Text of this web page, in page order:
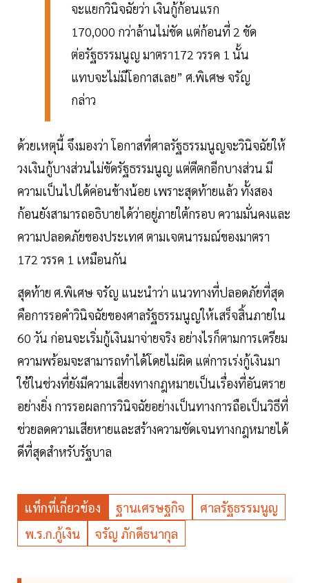
จะแยกวินิจฉัยว่า เงินกู้ก้อนแรก
170,000 กว่าล้านไม่ขัด แต่ก้อนที่ 2 ขัด
ต่อรัฐธรรมนูญ มาตรา172 วรรค 1 นั้น
แทบจะไม่มีโอกาสเลย” ศ.พิเศษ จรัญ
กล่าว
ด้วยเหตุนี้ จึงมองว่า โอกาสที่ศาลรัฐธรรมนูญจะวินิจฉัยให้
วงเงินกู้บางส่วนไม่ขัดรัฐธรรมนูญ แต่ตีตกอีกบางส่วน มี
ความเป็นไปได้ค่อนข้างน้อย เพราะสุดท้ายแล้ว ทั้งสอง
ก้อนยังสามารถอธิบายได้ว่าอยู่ภายใต้กรอบ ความมั่นคงและ
ความปลอดภัยของประเทศ ตามเจตนารมณ์ของมาตรา
172 วรรค 1 เหมือนกัน
สุดท้าย ศ.พิเศษ จรัญ แนะนำว่า แนวทางที่ปลอดภัยที่สุด
คือการรอคำวินิจฉัยของศาลรัฐธรรมนูญให้เสร็จสิ้นภายใน
60 วัน ก่อนจะเริ่มกู้เงินมาจ่ายจริง อย่างไรก็ตามการเตรียม
ความพร้อมจะสามารถทำได้โดยไม่ผิด แต่การเร่งกู้เงินมา
ใช้ในช่วงที่ยังมีความเสี่ยงทางกฎหมายเป็นเรื่องที่อันตราย
อย่างยิ่ง การรอผลการวินิจฉัยอย่างเป็นทางการถือเป็นวิธีที่
ช่วยลดความเสียหายและสร้างความชัดเจนทางกฎหมายได้
ดีที่สุดสำหรับรัฐบาล
แท็กที่เกี่ยวข้อง ฐานเศรษฐกิจ
ศาลรัฐธรรมนูญ
พ.ร.ก.กู้เงิน
จรัญ ภักดีธนากุล